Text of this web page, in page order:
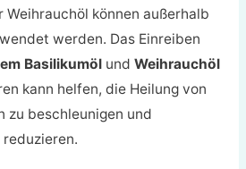
Weihrauchöl können außerhalb
werden. Das Einreiben
Basilikumöl undWeihrauchöl
kann helfen, die Heilung von
zu beschleunigen und
reduzieren.